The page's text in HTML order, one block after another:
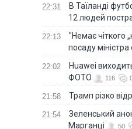
22:31
В Таїланді
12 людей
22:13
"Немає чіткого
посаду
22:02
Huawei
ФОТО
116
21:58 Трамп різко
21:54
Зеленський
Марганці
50